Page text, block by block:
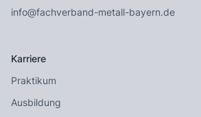
info@fachverband-metall-bayern.de
Karriere
Praktikum
Ausbildung